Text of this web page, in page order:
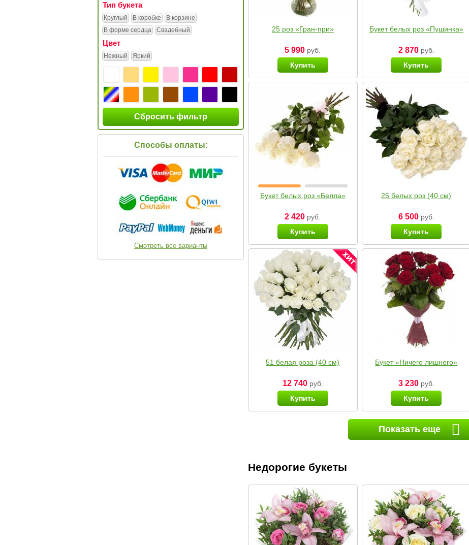
Тип букета
Круглый В коробке
В корзине
В форме сердца
Свадебный
Цвет
Нежный Яркий
Сбросить фильтр
Способы оплаты:
Смотреть все варианты
25 роз «Гран-при»
5 990 руб.
Купить
Букет белых роз «Пушинка»
2 870руб.
Купить
Букет белых роз «Белла»
2 420 руб.
Купить
25 белых роз (40 см)
6 500руб.
Купить
51 белая роза (40 см)
12 740руб.
Купить
Букет «Ничего лишнего»
3 230руб.
Купить
Показать еще
Недорогие букеты